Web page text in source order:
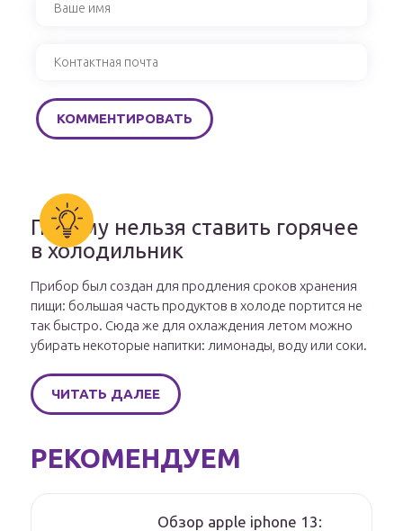
Почему нельзя ставить горячее
в холодильник
Прибор был создан для продления сроков хранения
пищи: большая часть продуктов в холоде портится не
так быстро. Сюда же для охлаждения летом можно
убирать некоторые напитки: лимонады, воду или соки.
ЧИТАТЬ ДАЛЕЕ
РЕКОМЕНДУЕМ
Обзор apple iphone 13: